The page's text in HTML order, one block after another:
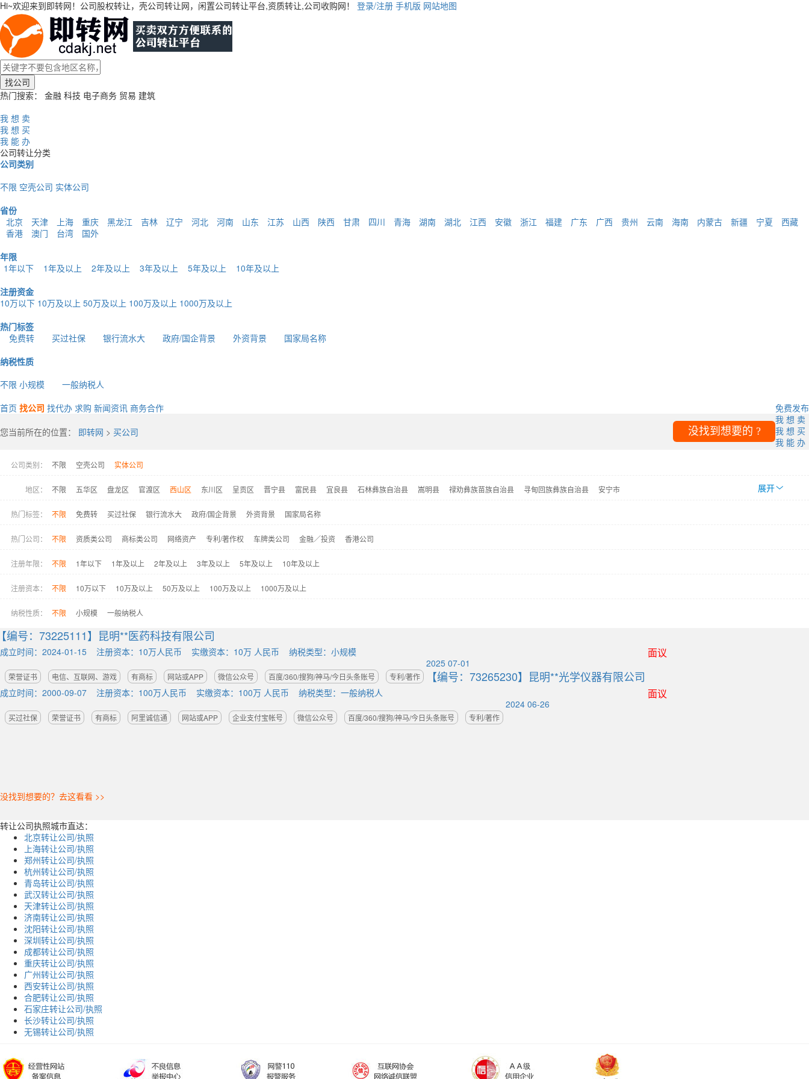
Hi~欢迎来到即转网！公司股权转让，壳公司转让网，闲置公司转让平台,资质转让,公司收购网！ 登录/注册 手机版 网站地图
找公司
热门搜索： 金融 科技 电子商务 贸易 建筑
我 想 卖
我 想 买
我 能 办
公司转让分类
公司类别
不限 空壳公司 实体公司
省份
北京
天津 上海 重庆 黑龙江 吉林 辽宁 河北 河南 山东 江苏 山西 陕西 甘肃 四川 青海 湖南 湖北 江西 安徽 浙江 福建 广东 广西 贵州 云南 海南 内蒙古 新疆 宁夏
西藏
香港
澳门 台湾
国外
年限
1年以下
1年及以上 2年及以上 3年及以上 5年及以上
10年及以上
注册资金
10万以下 10万及以上 50万及以上 100万及以上 1000万及以上
热门标签
免费转
买过社保 银行流水大 政府/国企背景 外资背景
国家局名称
纳税性质
不限 小规模
一般纳税人
首页 找公司 找代办 求购 新闻资讯 商务合作
免费发布
我 想 卖
我 想 买
我 能 办
您当前所在的位置： 即转网 > 买公司 没找到想要的 ?
公司类别： 不限 空壳公司 实体公司
地区： 不限 五华区 盘龙区 官渡区 西山区 东川区 呈贡区 晋宁县 富民县 宜良县 石林彝族自治县 嵩明县 禄劝彝族苗族自治县 寻甸回族彝族自治县 安宁市 展开
热门标签： 不限 免费转 买过社保 银行流水大 政府/国企背景 外资背景 国家局名称
热门公司： 不限 资质类公司 商标类公司 网络资产 专利/著作权 车牌类公司 金融／投资 香港公司
注册年限： 不限 1年以下 1年及以上 2年及以上 3年及以上 5年及以上 10年及以上
注册资本： 不限 10万以下 10万及以上 50万及以上 100万及以上 1000万及以上
纳税性质： 不限 小规模 一般纳税人
编号：73225111】 昆明**医药科技有限公司
成立时间：2024-01-15 注册资本：10万人民币 实缴资本：10万 人民币 纳税类型：小规模 面议
荣誉证书 电信、互联网、游戏 有商标 网站或APP 微信公众号 百度/360/搜狗/神马/今日头条账号 专利/著作
2025 07-01
【编号：73265230】 昆明**光学仪器有限公司
成立时间：2000-09-07 注册资本：100万人民币 实缴资本：100万 人民币 纳税类型：一般纳税人 面议
买过社保 荣誉证书 有商标 阿里诚信通 网站或APP 企业支付宝帐号 微信公众号 百度/360/搜狗/神马/今日头条账号 专利/著作
2024 06-26
没找到想要的？去这看看 >>
转让公司执照城市直达：
北京转让公司/执照
上海转让公司/执照
郑州转让公司/执照
杭州转让公司/执照
青岛转让公司/执照
武汉转让公司/执照
天津转让公司/执照
济南转让公司/执照
沈阳转让公司/执照
深圳转让公司/执照
成都转让公司/执照
重庆转让公司/执照
广州转让公司/执照
西安转让公司/执照
合肥转让公司/执照
石家庄转让公司/执照
长沙转让公司/执照
无锡转让公司/执照